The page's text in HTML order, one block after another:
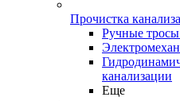
Прочистка
Ручные
канализации
Еще